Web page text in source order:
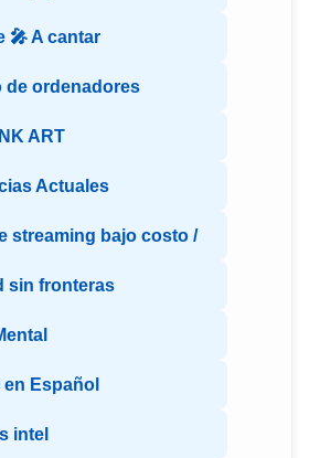
🎤 A cantar
de ordenadores
ART
Actuales
streaming bajo costo /
sin fronteras
en Español
intel